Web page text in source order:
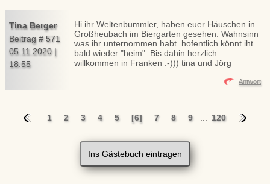
Tina Berger
Beitrag # 571
05.11.2020 |
18:55
Hi ihr Weltenbummler, haben euer Häuschen in
Großheubach im Biergarten gesehen. Wahnsinn
was ihr unternommen habt. hofentlich könnt iht
bald wieder "heim". Bis dahin herzlich
willkommen in Franken :-))) tina und Jörg
Antwort
1 2 3 4 5 [6] 7 8 9 120
Ins Gästebuch eintragen